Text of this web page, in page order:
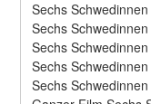
Sechs
Sechs
Sechs
Sechs
Sechs